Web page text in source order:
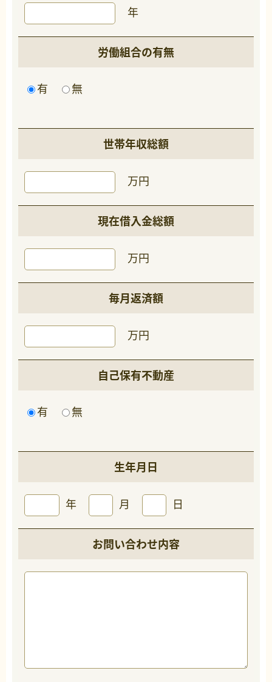
年
労働組合の有無
有 無
世帯年収総額
万円
現在借入金総額
万円
毎月返済額
万円
自己保有不動産
有 無
生年月日
年 月 日
お問い合わせ内容